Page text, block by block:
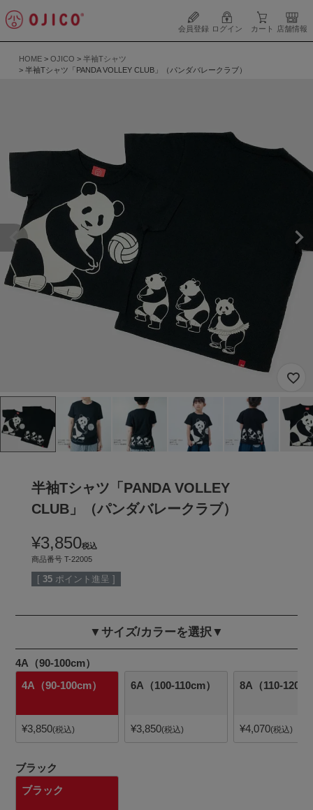
会員登録 ログイン カート 店舗情報
HOME OJICO
半袖Tシャツ
半袖Tシャツ「PANDA VOLLEY CLUB」（パンダバレークラブ）
半袖Tシャツ「PANDA VOLLEY
CLUB」（パンダバレークラブ）
¥3,850税込
商品番号 T-22005
[ 35 ポイント進呈 ]
▼サイズ/カラーを選択▼
4A（90-100cm）
4A（90-100cm）
¥3,850 税込
6A（100-110cm）
¥3,850 税込
8A（110-
¥4,070 税込
ブラック
ブラック